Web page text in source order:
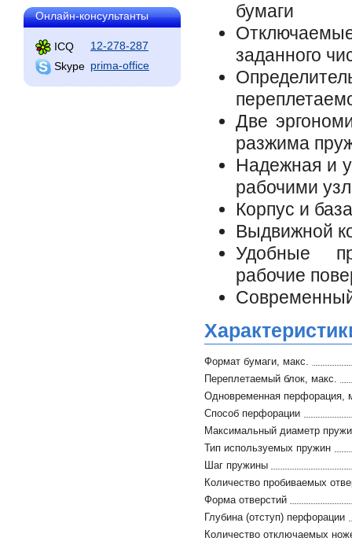
Онлайн-консультанты
ICQ
12-278-287
Skype prima-office
бумаги
заданного
Две
разжима
Надежная и
рабочими
Корпус и
Выдвижной
Удобные
рабочие
Формат бумаги, макс.
Переплетаемый блок, макс.
Одновременная перфорация,
Способ перфорации
Максимальный диаметр
Тип используемых пружин
Шаг пружины
Количество пробиваемых
Форма отверстий
Глубина (отступ) перфорации
Количество отключаемых